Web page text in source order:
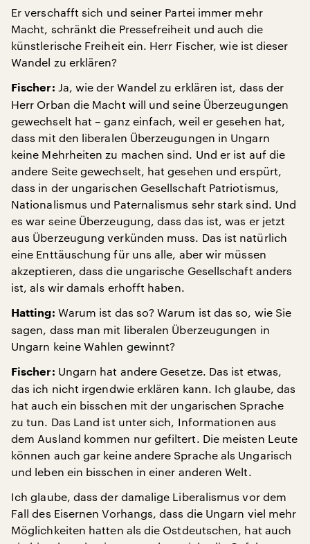
Er verschafft sich und seiner Partei immer mehr
Macht, schränkt die Pressefreiheit und auch die
künstlerische Freiheit ein. Herr Fischer, wie ist dieser
Wandel zu erklären?
Fischer: Ja, wie der Wandel zu erklären ist, dass der
Herr Orban die Macht will und seine Überzeugungen
gewechselt hat – ganz einfach, weil er gesehen hat,
dass mit den liberalen Überzeugungen in Ungarn
keine Mehrheiten zu machen sind. Und er ist auf die
andere Seite gewechselt, hat gesehen und erspürt,
dass in der ungarischen Gesellschaft Patriotismus,
Nationalismus und Paternalismus sehr stark sind. Und
es war seine Überzeugung, dass das ist, was er jetzt
aus Überzeugung verkünden muss. Das ist natürlich
eine Enttäuschung für uns alle, aber wir müssen
akzeptieren, dass die ungarische Gesellschaft anders
ist, als wir damals erhofft haben.
Hatting: Warum ist das so? Warum ist das so, wie Sie
sagen, dass man mit liberalen Überzeugungen in
Ungarn keine Wahlen gewinnt?
Fischer: Ungarn hat andere Gesetze. Das ist etwas,
das ich nicht irgendwie erklären kann. Ich glaube, das
hat auch ein bisschen mit der ungarischen Sprache
zu tun. Das Land ist unter sich, Informationen aus
dem Ausland kommen nur gefiltert. Die meisten Leute
können auch gar keine andere Sprache als Ungarisch
und leben ein bisschen in einer anderen Welt.
Ich glaube, dass der damalige Liberalismus vor dem
Fall des Eisernen Vorhangs, dass die Ungarn viel mehr
Möglichkeiten hatten als die Ostdeutschen, hat auch